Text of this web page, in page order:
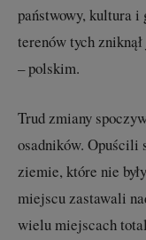
państwowy, kultura i
terenów tych
– polskim.
Trud zmiany
osadników. Opuścili
ziemie, które nie
miejscu zastawali
wielu miejscach